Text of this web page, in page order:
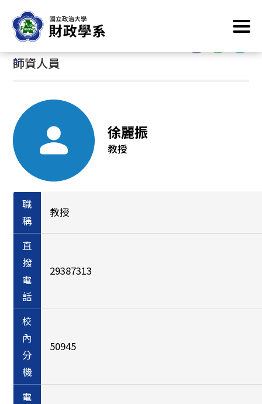
到
要
內
首頁
:::
:::
師資人員
徐麗振
教授
職
稱
教授
直
撥
電
話
29387313
校
內
分
機
50945
電